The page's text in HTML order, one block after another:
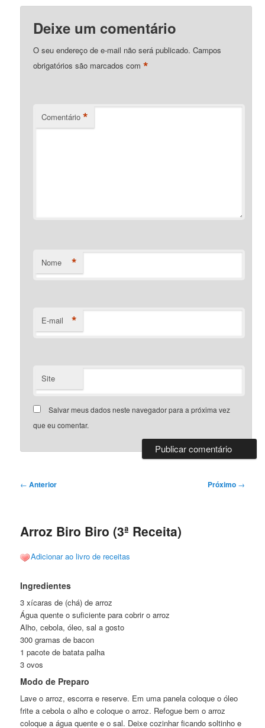
Deixe um comentário
O seu endereço de e-mail não será publicado. Campos
obrigatórios são marcados com*
Comentário *
Nome *
E-mail *
Site
Salvar meus dados neste navegador para a próxima vez
que eu comentar.
Navegação
← Anterior Próximo →
Arroz Biro Biro (3ª Receita)
Adicionar ao livro de receitas
Ingredientes
3 xícaras de (chá) de arroz
Água quente o suficiente para cobrir o arroz
Alho, cebola, óleo, sal a gosto
300 gramas de bacon
1 pacote de batata palha
3 ovos
Modo de Preparo
Lave o arroz, escorra e reserve. Em uma panela coloque o óleo
frite a cebola o alho e coloque o arroz. Refogue bem o arroz
coloque a água quente e o sal. Deixe cozinhar ficando soltinho e